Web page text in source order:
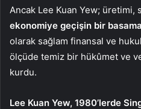
Ancak Lee Kuan Yew; üretimi,
ekonomiye geçişin bir
olarak sağlam finansal ve
ölçüde temiz bir hükûmet ve
kurdu.
Lee Kuan Yew, 1980’lerde